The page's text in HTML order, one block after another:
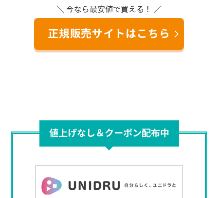
＼ 今なら最安値で買える！ ／
正規販売サイトはこちら
値上げなし＆クーポン配布中